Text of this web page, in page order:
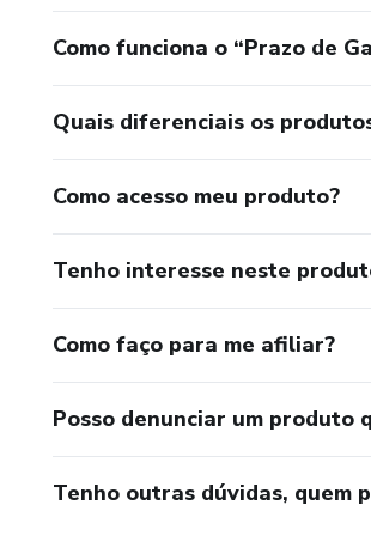
Como funciona o “Prazo de
Quais diferenciais os
Como acesso meu produto?
Tenho interesse neste
Como faço para me afiliar?
Posso denunciar um produto
Tenho outras dúvidas, quem